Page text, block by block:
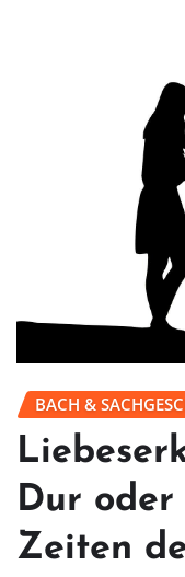
BACH &
Dur
Zeiten